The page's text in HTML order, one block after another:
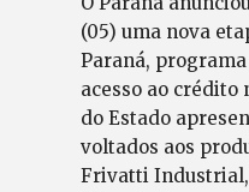
(05) uma nova
Paraná,
acesso ao crédito
do Estado
voltados aos
Frivatti Industrial,